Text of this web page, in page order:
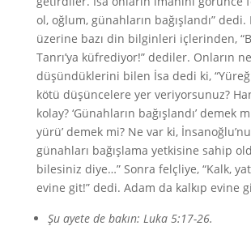
ol, oğlum, günahların bağışlandı”
üzerine bazı din bilginleri içlerinden,
Tanrı’ya küfrediyor!” dediler. Onların ne
düşündüklerini bilen İsa dedi ki,
kötü düşüncelere yer veriyorsunuz?
kolay? ‘Günahların bağışlandı’ demek
yürü’ demek mi? Ne var ki,
günahları bağışlama yetkisine sahip
bilesiniz diye…” Sonra felçliye, “Kalk,
evine git!” dedi. Adam da kalkıp evine
Şu ayete de bakın: Luka 5:17-26.